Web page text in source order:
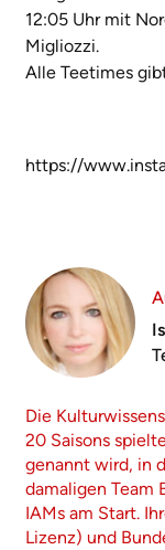
12:05 Uhr mit
Migliozzi.
Alle Teetimes
https://
Die
20 Saisons
genannt wird, in
damaligen Team
IAMs am Start.
Lizenz) und